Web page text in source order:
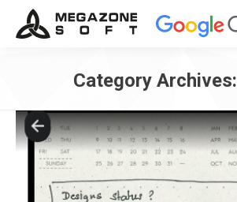
Category Archives: